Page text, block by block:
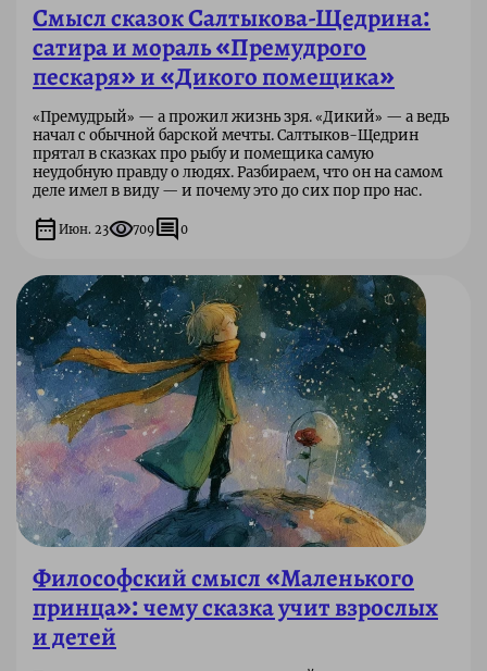
Смысл сказок Салтыкова-Щедрина:
сатира и мораль «Премудрого
пескаря» и «Дикого помещика»
«Премудрый» — а прожил жизнь зря. «Дикий» — а ведь
начал с обычной барской мечты. Салтыков-Щедрин
прятал в сказках про рыбу и помещика самую
неудобную правду о людях. Разбираем, что он на самом
деле имел в виду — и почему это до сих пор про нас.
date_range Июн. 23visibility709comment 0
Философский смысл «Маленького
принца»: чему сказка учит взрослых
и детей